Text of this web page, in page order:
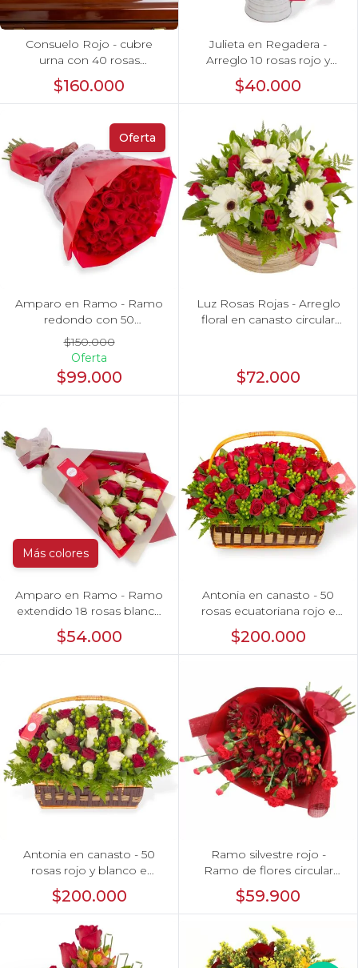
Consuelo Rojo - cubre
urna con 40 rosas
ecuatorianas rojo
$160.000
Julieta en Regadera -
Arreglo 10 rosas rojo y
$40.000
Oferta
Amparo en Ramo - Ramo
redondo con 50
ecuatorianas rojo
$150.000
Oferta
$99.000
Luz Rosas Rojas - Arreglo
floral en canasto circular
$72.000
Más colores
Amparo en Ramo - Ramo
extendido 18 rosas blanco
$54.000
Antonia en canasto - 50
rosas ecuatoriana rojo e
$200.000
Antonia en canasto - 50
rosas rojo y blanco e
$200.000
Ramo silvestre rojo -
Ramo de flores circular
con rosas rojas, claveles,
astromelias, mini rosas e
hypericum rojo
$59.900